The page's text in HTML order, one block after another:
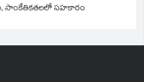
సాంకేతికతలలో సహకారం